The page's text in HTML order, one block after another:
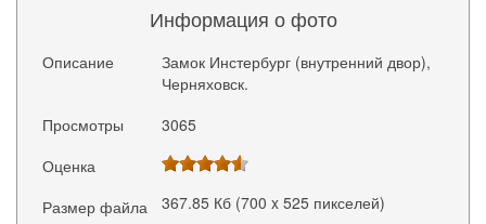
Информация о фото
Описание
Замок Инстербург (внутренний двор),
Черняховск.
Просмотры
3065
Оценка
Размер файла
367.85 Кб (700 x 525 пикселей)